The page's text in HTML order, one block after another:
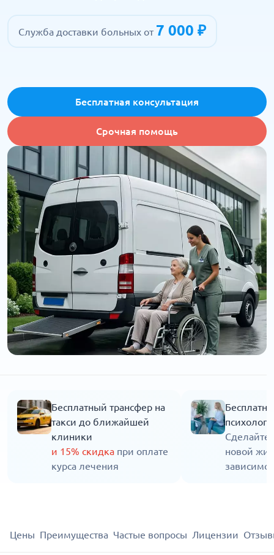
Служба доставки больных от 7 000 ₽
Бесплатная консультация
Срочная помощь
Бесплатный трансфер на
такси до ближайшей
клиники
и 15% скидка при оплате
курса лечения
психолога
Сделайте
новой
Цены Преимущества Частые вопросы Лицензии